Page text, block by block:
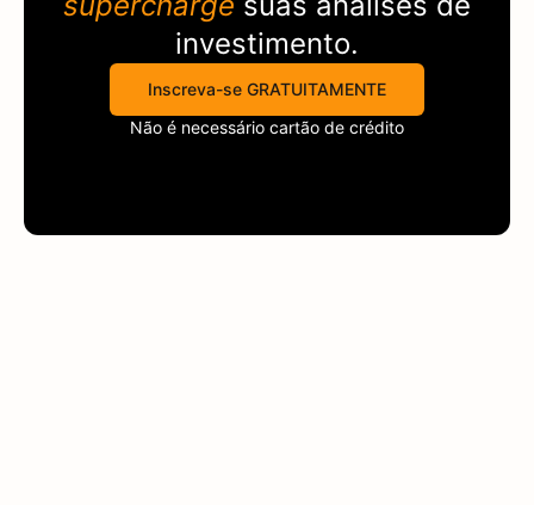
investimento.
Inscreva-se GRATUITAMENTE
Não é necessário cartão de crédito